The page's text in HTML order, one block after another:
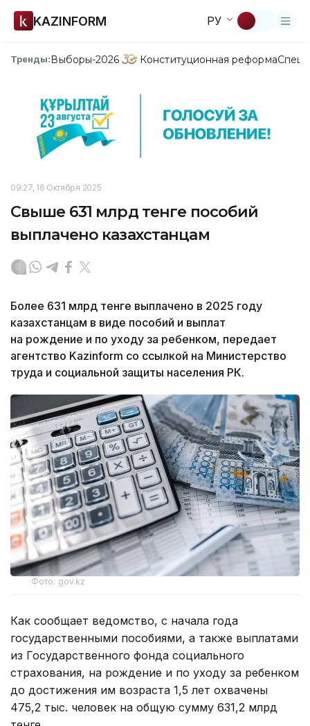
KAZINFORM РУ
Тренды:Выборы-2026 Конституционная реформа
09:27, 16 Октября 2025
Свыше 631 млрд тенге пособий
выплачено казахстанцам
Более 631 млрд тенге выплачено в 2025 году
казахстанцам в виде пособий и выплат
на рождение и по уходу за ребенком, передает
агентство Kazinform со ссылкой на Министерство
труда и социальной защиты населения РК.
Фото: gov.kz
Как сообщает ведомство, с начала года
государственными пособиями, а также выплатами
из Государственного фонда социального
страхования, на рождение и по уходу за ребенком
до достижения им возраста 1,5 лет охвачены
475,2 тыс. человек на общую сумму 631,2 млрд